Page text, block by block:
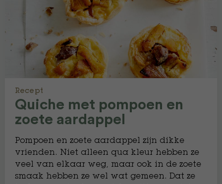
Recept
Quiche met pompoen en
zoete aardappel
Pompoen en zoete aardappel zijn dikke
vrienden. Niet alleen qua kleur hebben ze
veel van elkaar weg, maar ook in de zoete
smaak hebben ze wel wat gemeen. Dat ze